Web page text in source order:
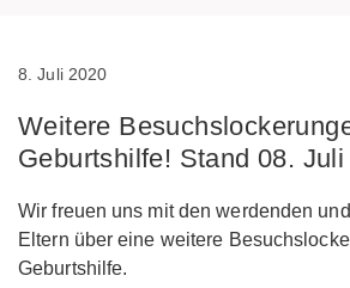
8. Juli 2020
Weitere
Geburtshilfe! Stand 08.
Wir freuen uns mit den werdenden
Eltern über eine weitere
Geburtshilfe.